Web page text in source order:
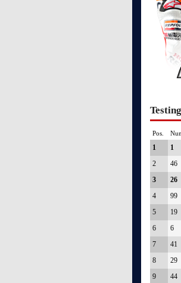
Pos.
1 1
2
46
3
26
4
99
5
19
6
6
7
41
8
29
9
44